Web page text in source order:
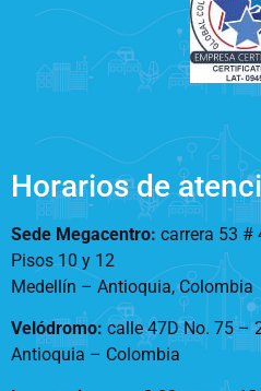
Horarios de
Sede Megacentro: carrera 53 #
Pisos 10 y 12
Medellín – Antioquia, Colombia
Velódromo: calle 47D No. 75 –
Antioquia – Colombia